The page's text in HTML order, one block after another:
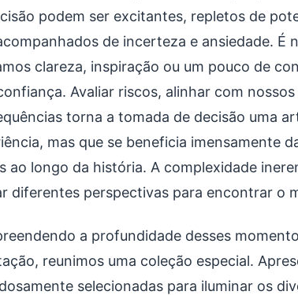
podem ser excitantes, repletos de
de incerteza e ansiedade. É
clareza, inspiração ou um pouco de
Avaliar riscos, alinhar com
torna a tomada de decisão uma
mas que se beneficia imensamente
ao longo da história. A complexidade
diferentes perspectivas para encontrar o
a profundidade desses
reunimos uma coleção especial.
selecionadas para iluminar os